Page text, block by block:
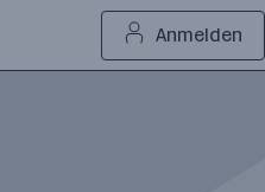
Anmelden